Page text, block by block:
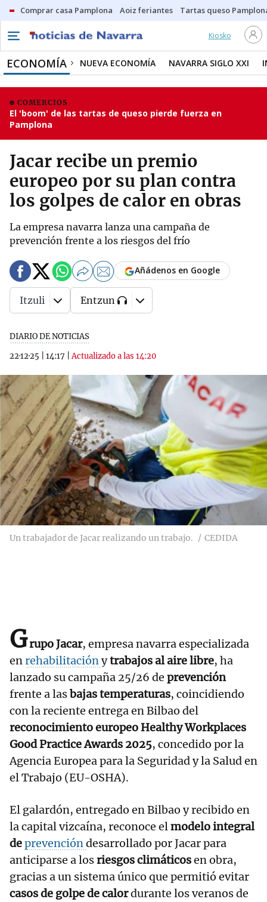
Comprar casa Pamplona Aoiz feriantes Tartas queso
Kiosko
ECONOMÍA NUEVA ECONOMÍA NAVARRA SIGLO XXI
COMERCIOS
El 'boom' de las tartas de queso pierde fuerza en
Pamplona
Jacar recibe un premio
europeo por su plan contra
los golpes de calor en obras
La empresa navarra lanza una campaña de
prevención frente a los riesgos del frío
DIARIO DE NOTICIAS
22·12·25
14:17 |Actualizado a las 14:20
Añádenos en Google
Itzuli Entzun
Un trabajador de Jacar realizando un trabajo. CEDIDA
Grupo Jacar, empresa navarra especializada
enrehabilitaciónytrabajos al aire libre, ha
lanzado su campaña 25/26 de prevención
frente a lasbajas temperaturas, coincidiendo
con la reciente entrega en Bilbao del
reconocimiento europeo Healthy Workplaces
Good Practice Awards 2025, concedido por la
Agencia Europea para la Seguridad y la Salud en
el Trabajo (EU-OSHA).
El galardón, entregado en Bilbao y recibido en
la capital vizcaína, reconoce elmodelo integral
deprevencióndesarrollado por Jacar para
anticiparse a losriesgos climáticosen obra,
gracias a un sistema único que permitió evitar
casos de golpe de calordurante los veranos de